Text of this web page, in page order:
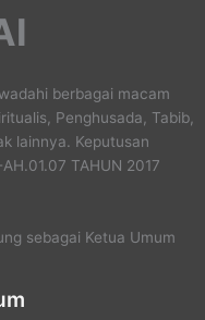
berbagai macam
Penghusada, Tabib,
lainnya. Keputusan
TAHUN 2017
sebagai Ketua Umum